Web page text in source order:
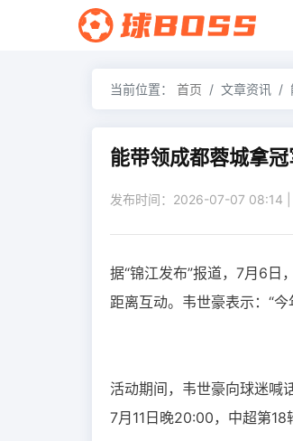
当前位置： 首页 文章资讯
能带领成都蓉城拿
发布时间：2026-07-07 08:14 |
据“锦江发布”报道，7月6日
距离互动。韦世豪表示：“
活动期间，韦世豪向球迷喊
7月11日晚20:00，中超第18